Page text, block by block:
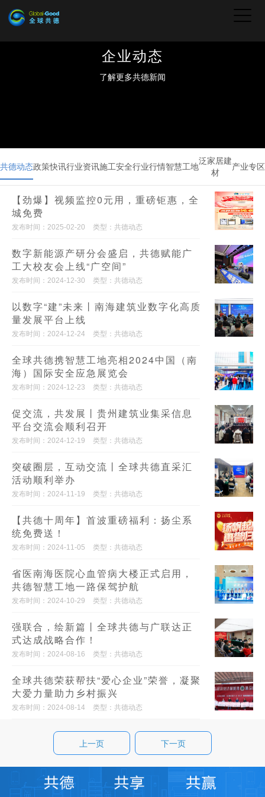
企业动态
了解更多共德新闻
共德动态政策快讯行业资讯施工安全行业行情智慧工地
泛家居建
材
产业专区
【劲爆】视频监控0元用，重磅钜惠，全
城免费
发布时间：2025-02-20 类型：共德动态
数字新能源产研分会盛启，共德赋能广
工大校友会上线“广空间”
发布时间：2024-12-30 类型：共德动态
以数字“建”未来丨南海建筑业数字化高质
量发展平台上线
发布时间：2024-12-24 类型：共德动态
全球共德携智慧工地亮相2024中国（南
海）国际安全应急展览会
发布时间：2024-12-23 类型：共德动态
促交流，共发展丨贵州建筑业集采信息
平台交流会顺利召开
发布时间：2024-12-19 类型：共德动态
突破圈层，互动交流丨全球共德直采汇
活动顺利举办
发布时间：2024-11-19 类型：共德动态
【共德十周年】首波重磅福利：扬尘系
统免费送！
发布时间：2024-11-05 类型：共德动态
省医南海医院心血管病大楼正式启用，
共德智慧工地一路保驾护航
发布时间：2024-10-29 类型：共德动态
强联合，绘新篇丨全球共德与广联达正
式达成战略合作！
发布时间：2024-08-16 类型：共德动态
全球共德荣获帮扶“爱心企业”荣誉，凝聚
大爱力量助力乡村振兴
发布时间：2024-08-14 类型：共德动态
上一页 下一页